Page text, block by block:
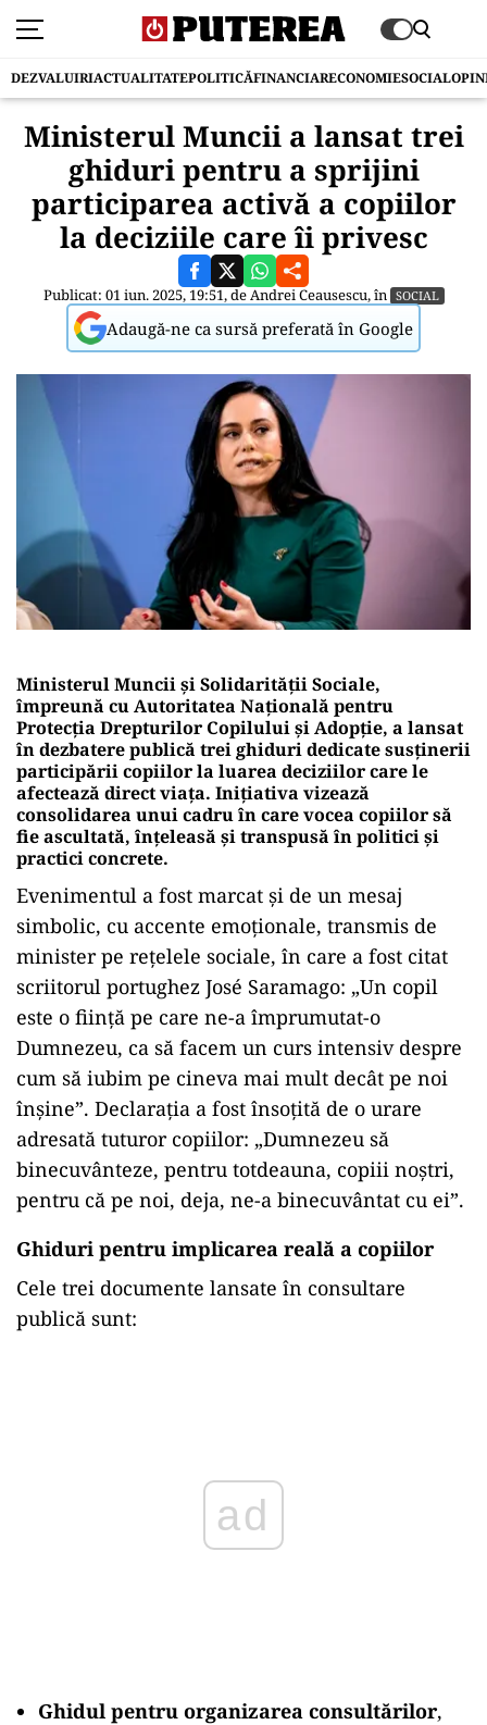
DEZVALUIRIACTUALITATEPOLITICĂFINANCIARECONOMIESOCIAL
Ministerul Muncii a lansat trei
ghiduri pentru a sprijini
participarea activă a copiilor
la deciziile care îi privesc
Publicat: 01 iun. 2025, 19:51, deAndrei Ceausescu, în SOCIAL
Adaugă-ne ca sursă preferată în Google
Ministerul Muncii și Solidarității Sociale,
împreună cu Autoritatea Națională pentru
Protecția Drepturilor Copilului și Adopție, a lansat
în dezbatere publică trei ghiduri dedicate susținerii
participării copiilor la luarea deciziilor care le
afectează direct viața. Inițiativa vizează
consolidarea unui cadru în care vocea copiilor să
fie ascultată, înțeleasă și transpusă în politici și
practici concrete.
Evenimentul a fost marcat și de un mesaj
simbolic, cu accente emoționale, transmis de
minister pe rețelele sociale, în care a fost citat
scriitorul portughez José Saramago: „Un copil
este o ființă pe care ne-a împrumutat-o
Dumnezeu, ca să facem un curs intensiv despre
cum să iubim pe cineva mai mult decât pe noi
înșine”. Declarația a fost însoțită de o urare
adresată tuturor copiilor: „Dumnezeu să
binecuvânteze, pentru totdeauna, copiii noștri,
pentru că pe noi, deja, ne-a binecuvântat cu ei”.
Ghiduri pentru implicarea reală a copiilor
Cele trei documente lansate în consultare
publică sunt:
Ghidul pentru organizarea consultărilor,